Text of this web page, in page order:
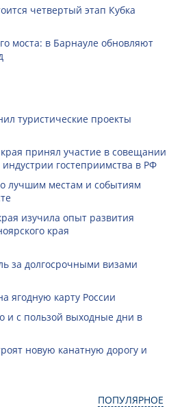
четвертый этап Кубка
моста: в Барнауле обновляют
туристические проекты
края принял участие в совещании
гостеприимства в РФ
лучшим местам и событиям
изучила опыт развития
края
за долгосрочными визами
ягодную карту России
и с пользой выходные дни в
новую канатную дорогу и
ПОПУЛЯРНОЕ